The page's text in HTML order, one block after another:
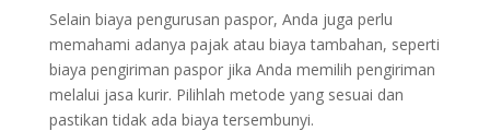
Selain biaya pengurusan paspor, Anda juga perlu
memahami adanya pajak atau biaya tambahan, seperti
biaya pengiriman paspor jika Anda memilih pengiriman
melalui jasa kurir. Pilihlah metode yang sesuai dan
pastikan tidak ada biaya tersembunyi.